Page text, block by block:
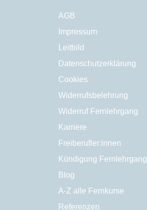
AGB
Impressum
Leitbild
Datenschutzerklärung
Cookies
Widerrufsbelehrung
Widerruf Fernlehrgang
Karriere
Freiberufler:innen
Kündigung Fernlehrgang
Blog
A-Z alle Fernkurse
Referenzen